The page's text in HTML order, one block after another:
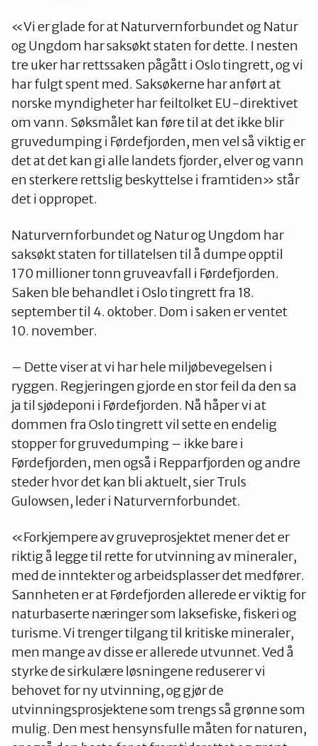
«Vi er glade for at Naturvernforbundet og Natur
og Ungdom har saksøkt staten for dette. I nesten
tre uker har rettssaken pågått i Oslo tingrett, og vi
har fulgt spent med. Saksøkerne har anført at
norske myndigheter har feiltolket EU-direktivet
om vann. Søksmålet kan føre til at det ikke blir
gruvedumping i Førdefjorden, men vel så viktig er
det at det kan gi alle landets fjorder, elver og vann
en sterkere rettslig beskyttelse i framtiden» står
det i oppropet.
Naturvernforbundet og Natur og Ungdom har
saksøkt staten for tillatelsen til å dumpe opptil
170 millioner tonn gruveavfall i Førdefjorden.
Saken ble behandlet i Oslo tingrett fra 18.
september til 4. oktober. Dom i saken er ventet
10. november.
– Dette viser at vi har hele miljøbevegelsen i
ryggen. Regjeringen gjorde en stor feil da den sa
ja til sjødeponi i Førdefjorden. Nå håper vi at
dommen fra Oslo tingrett vil sette en endelig
stopper for gruvedumping – ikke bare i
Førdefjorden, men også i Repparfjorden og andre
steder hvor det kan bli aktuelt, sier Truls
Gulowsen, leder i Naturvernforbundet.
«Forkjempere av gruveprosjektet mener det er
riktig å legge til rette for utvinning av mineraler,
med de inntekter og arbeidsplasser det medfører.
Sannheten er at Førdefjorden allerede er viktig for
naturbaserte næringer som laksefiske, fiskeri og
turisme. Vi trenger tilgang til kritiske mineraler,
men mange av disse er allerede utvunnet. Ved å
styrke de sirkulære løsningene reduserer vi
behovet for ny utvinning, og gjør de
utvinningsprosjektene som trengs så grønne som
mulig. Den mest hensynsfulle måten for naturen,